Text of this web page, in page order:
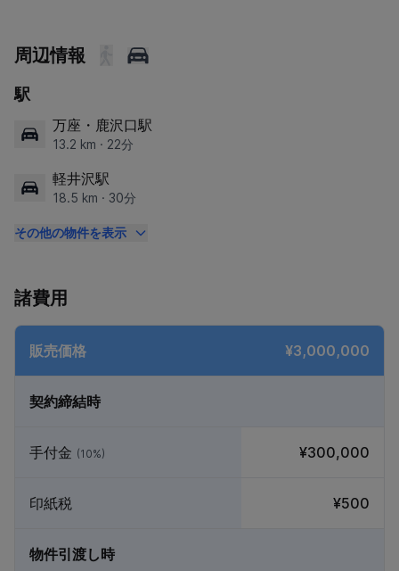
周辺情報
駅
万座・鹿沢口駅
13.2 km · 22分
軽井沢駅
18.5 km · 30分
その他の物件を表示
諸費用
販売価格 ¥3,000,000
契約締結時
手付金 (10%) ¥300,000
印紙税 ¥500
物件引渡し時